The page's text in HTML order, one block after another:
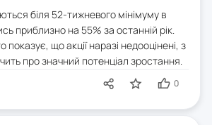
біля 52-тижневого мінімуму в
приблизно на 55% за останній рік.
показує, що акції наразі недооцінені, з
про значний потенціал зростання.
0